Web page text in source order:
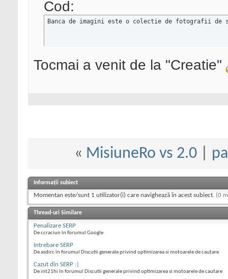
Cod:
Banca de imagini este o colectie de fotografii
Tocmai a venit de la "Creatie"
« MisiuneRo vs 2.0|
Informații subiect
Momentan este/sunt 1 utilizator(i) care navighează în acest subiect. (0
Thread-uri Similare
Penalizare SERP
De ccraciun în forumul Google
Intrebare SERP
De asdirc în forumul Discutii generale privind optimizarea si motoarele de cautare
Cazut din SERP :|
De int21hi în forumul Discutii generale privind optimizarea si motoarele de cautare